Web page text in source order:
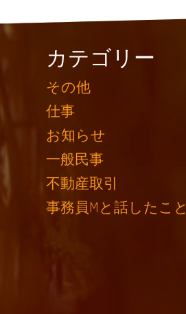
カテゴリー
その他
仕事
お知らせ
一般民事
不動産取引
事務員Mと話したこと